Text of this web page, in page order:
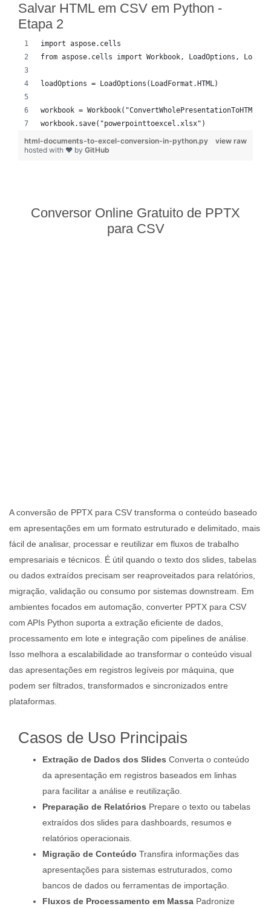
Salvar HTML em CSV em Python -
Etapa 2
import aspose.cells
from aspose.cells import Workbook, LoadOptions,
loadOptions = LoadOptions(LoadFormat.HTML)
workbook =
workbook.save("powerpointtoexcel.xlsx")
view raw
html-documents-to-excel-conversion-in-python.py
hosted with ❤ by GitHub
Conversor Online Gratuito de PPTX
para CSV
A conversão de PPTX para CSV transforma o conteúdo baseado
em apresentações em um formato estruturado e delimitado, mais
fácil de analisar, processar e reutilizar em fluxos de trabalho
empresariais e técnicos. É útil quando o texto dos slides, tabelas
ou dados extraídos precisam ser reaproveitados para relatórios,
migração, validação ou consumo por sistemas downstream. Em
ambientes focados em automação, converter PPTX para CSV
com APIs Python suporta a extração eficiente de dados,
processamento em lote e integração com pipelines de análise.
Isso melhora a escalabilidade ao transformar o conteúdo visual
das apresentações em registros legíveis por máquina, que
podem ser filtrados, transformados e sincronizados entre
plataformas.
Casos de Uso Principais
Extração de Dados dos Slides Converta o conteúdo
da apresentação em registros baseados em linhas
para facilitar a análise e reutilização.
Preparação de Relatórios Prepare o texto ou tabelas
extraídos dos slides para dashboards, resumos e
relatórios operacionais.
Migração de Conteúdo Transfira informações das
apresentações para sistemas estruturados, como
bancos de dados ou ferramentas de importação.
Fluxos de Processamento em Massa Padronize